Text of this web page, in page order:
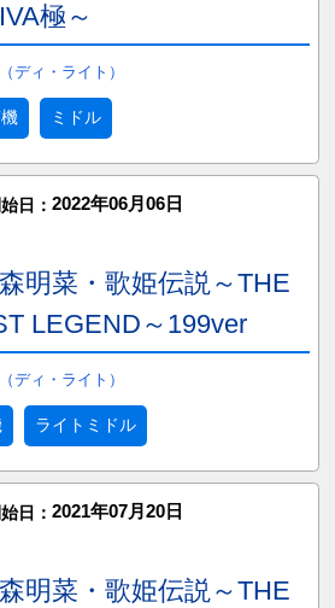
極～
ディ・ライト）
ミドル
日： 2022年06月06日
明菜・歌姫伝説～THE
LEGEND～199ver
ディ・ライト）
ライトミドル
日： 2021年07月20日
明菜・歌姫伝説～THE